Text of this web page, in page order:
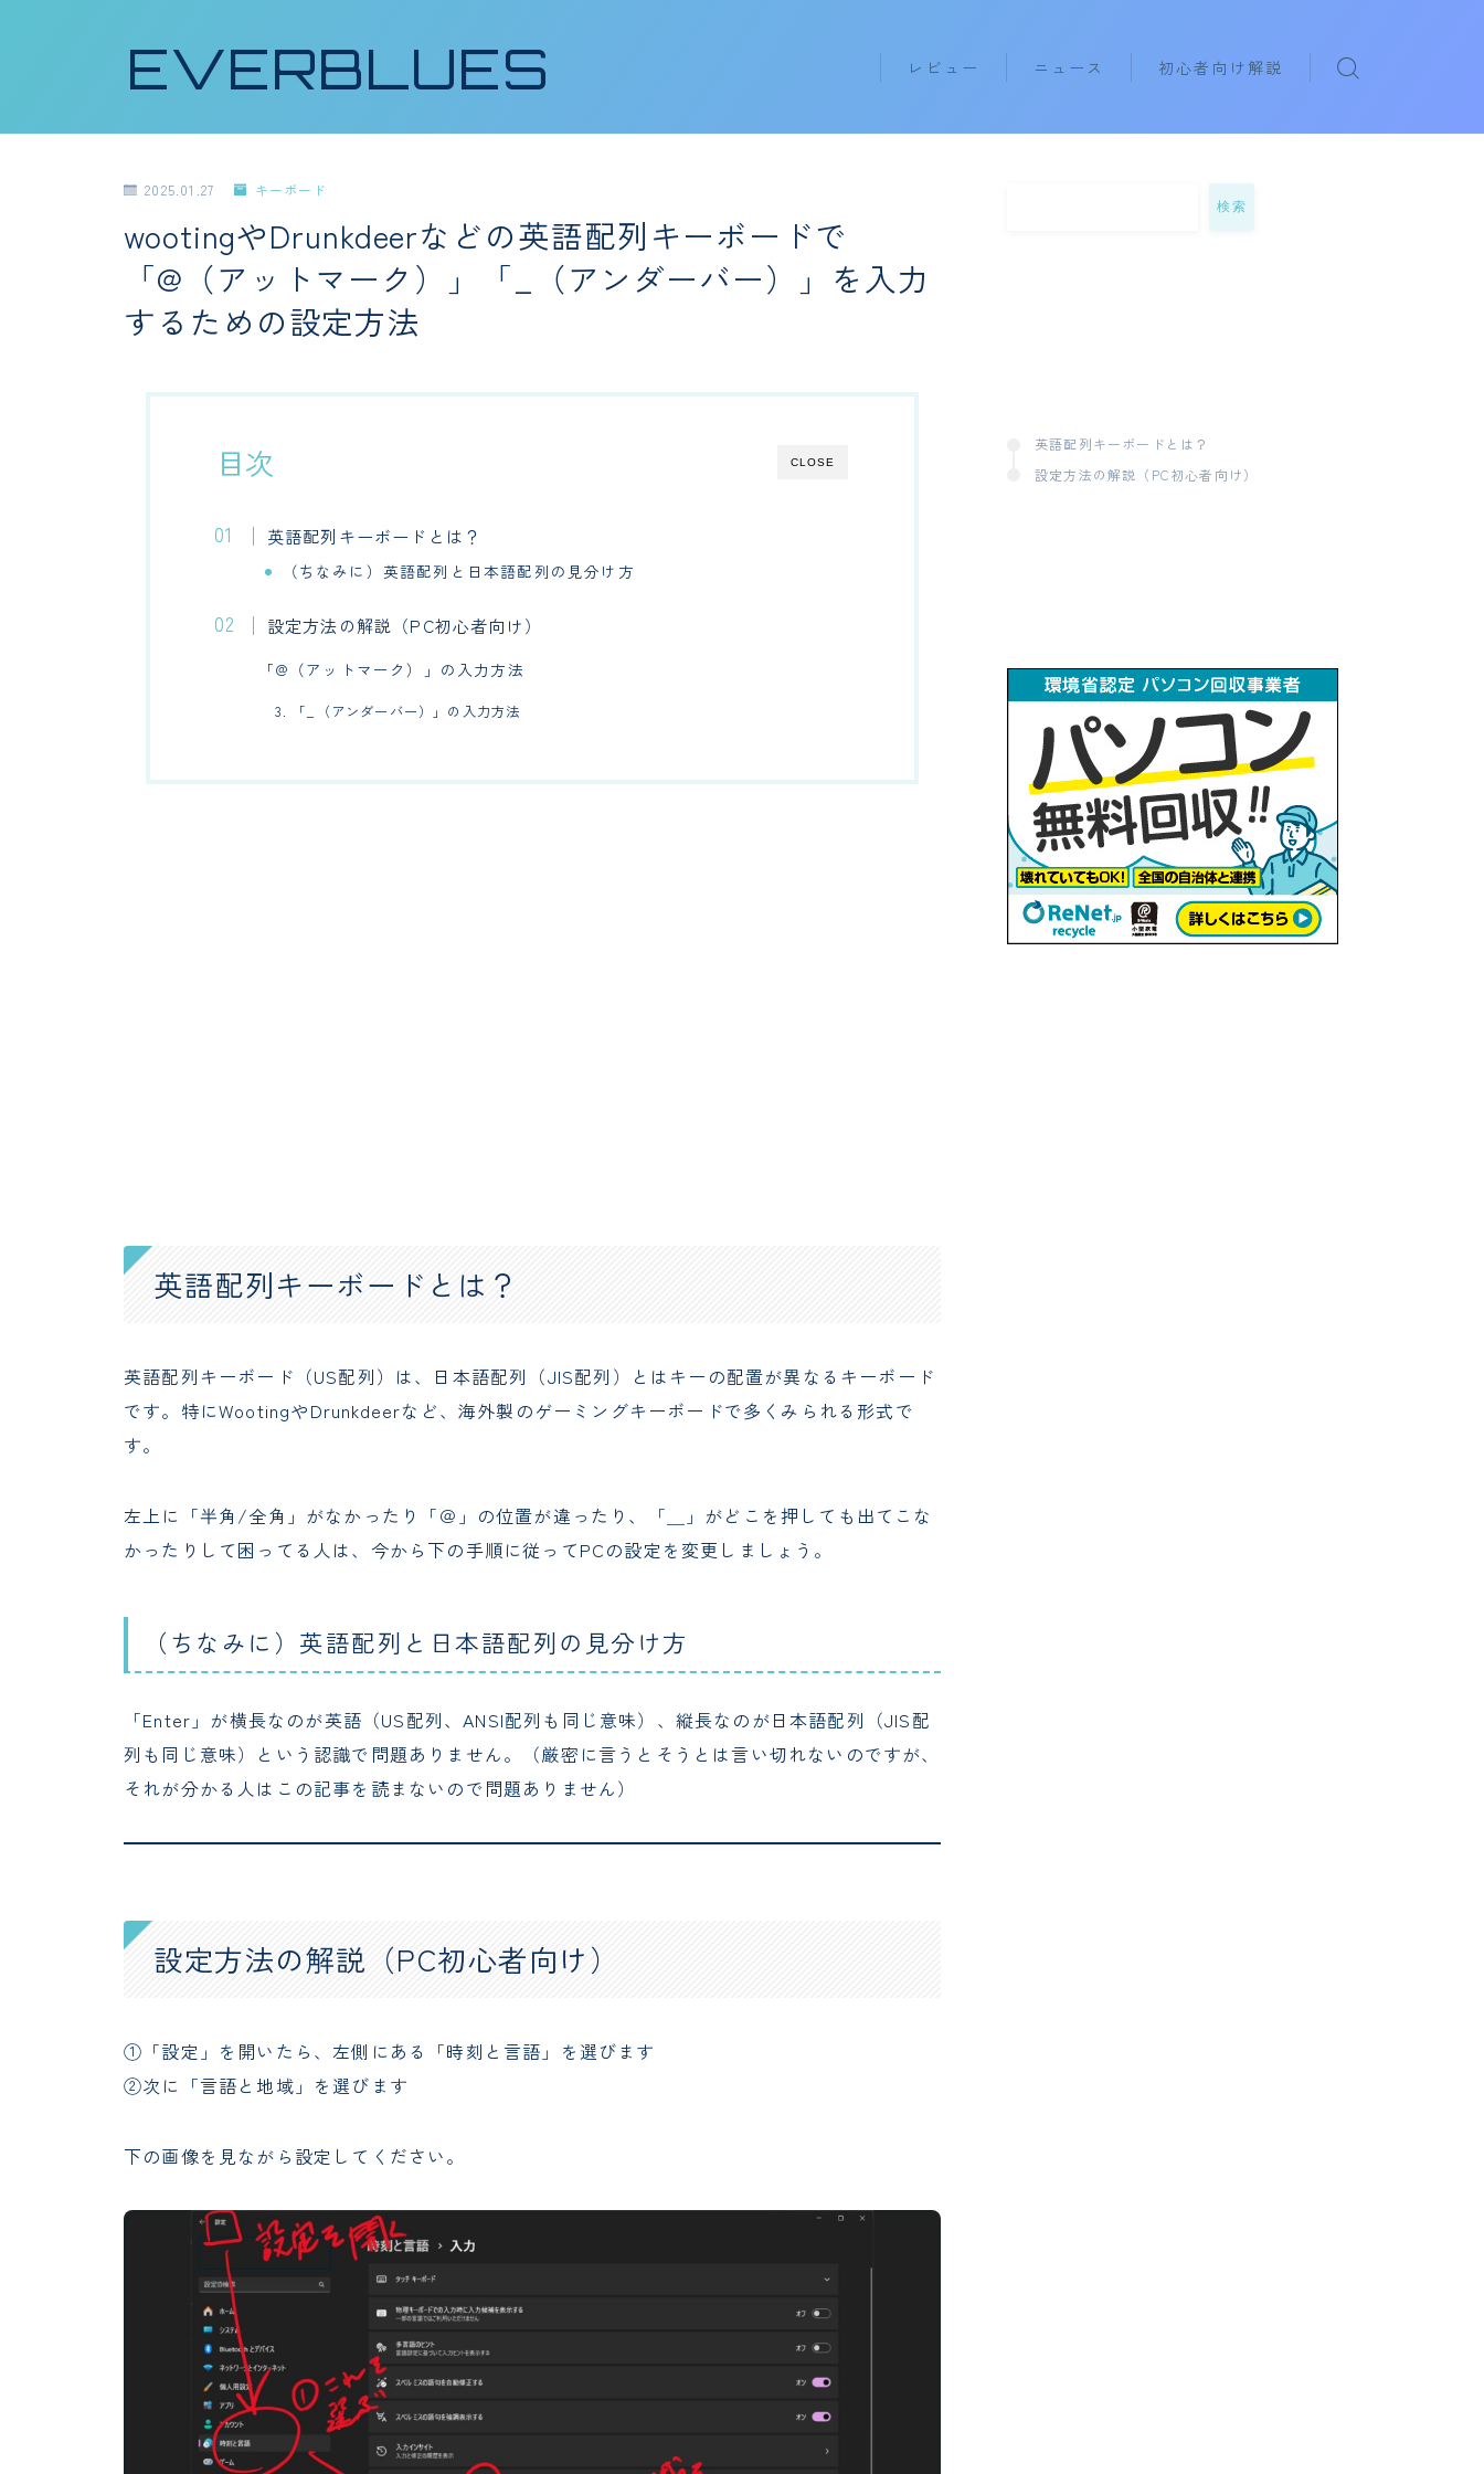
EVERBLUES レビュー ニュース 初心者向け解説
2025.01.27 キーボード
wootingやDrunkdeerなどの英語配列キーボードで
「@（アットマーク）」「_（アンダーバー）」を入力
するための設定方法
CLOSE
目次
英語配列キーボードとは？
（ちなみに）英語配列と日本語配列の見分け方
設定方法の解説（PC初心者向け）
「@（アットマーク）」の入力方法
3. 「_（アンダーバー）」の入力方法
英語配列キーボードとは？
英語配列キーボード（US配列）は、日本語配列（JIS配列）とはキーの配置が異なるキーボード
です。特にWootingやDrunkdeerなど、海外製のゲーミングキーボードで多くみられる形式で
す。
左上に「半角/全角」がなかったり「＠」の位置が違ったり、「＿」がどこを押しても出てこな
かったりして困ってる人は、今から下の手順に従ってPCの設定を変更しましょう。
（ちなみに）英語配列と日本語配列の見分け方
「Enter」が横長なのが英語（US配列、ANSI配列も同じ意味）、縦長なのが日本語配列（JIS配
列も同じ意味）という認識で問題ありません。（厳密に言うとそうとは言い切れないのですが、
それが分かる人はこの記事を読まないので問題ありません）
設定方法の解説（PC初心者向け）
①「設定」を開いたら、左側にある「時刻と言語」を選びます
②次に「言語と地域」を選びます
下の画像を見ながら設定してください。
検索
英語配列キーボードとは？
設定方法の解説（PC初心者向け）